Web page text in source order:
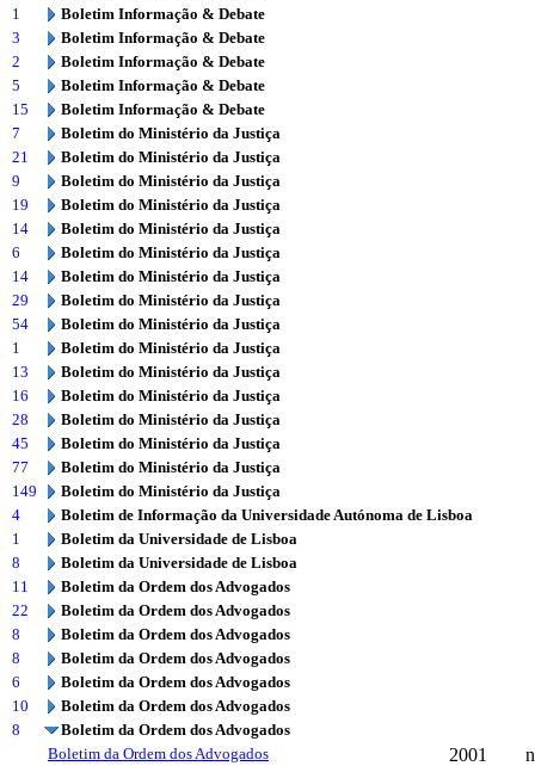
1
Boletim Informação & Debate
3
Boletim Informação & Debate
2
Boletim Informação & Debate
5
Boletim Informação & Debate
15
Boletim Informação & Debate
7
Boletim do Ministério da Justiça
21
Boletim do Ministério da Justiça
9
Boletim do Ministério da Justiça
19
Boletim do Ministério da Justiça
14
Boletim do Ministério da Justiça
6
Boletim do Ministério da Justiça
14
Boletim do Ministério da Justiça
29
Boletim do Ministério da Justiça
54
Boletim do Ministério da Justiça
1
Boletim do Ministério da Justiça
13
Boletim do Ministério da Justiça
16
Boletim do Ministério da Justiça
28
Boletim do Ministério da Justiça
45
Boletim do Ministério da Justiça
77
Boletim do Ministério da Justiça
149
Boletim do Ministério da Justiça
4
Boletim de Informação da Universidade Autónoma de Lisboa
1
Boletim da Universidade de Lisboa
8
Boletim da Universidade de Lisboa
11
Boletim da Ordem dos Advogados
22
Boletim da Ordem dos Advogados
8
Boletim da Ordem dos Advogados
8
Boletim da Ordem dos Advogados
6
Boletim da Ordem dos Advogados
10
Boletim da Ordem dos Advogados
8
Boletim da Ordem dos Advogados
Boletim da Ordem dos Advogados
2001